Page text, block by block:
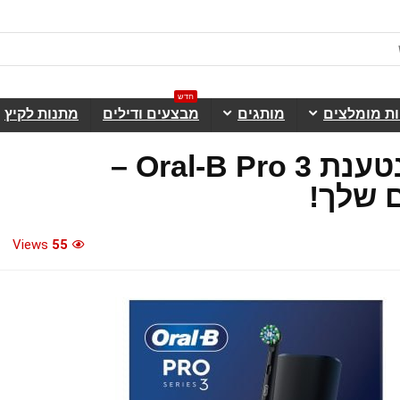
מומלצים מותגים מבצעים ודילים
חדש
מתנות לקיץ
מברשת שיניים חשמלית נטענת Oral-B Pro 3 –
שלך!
55